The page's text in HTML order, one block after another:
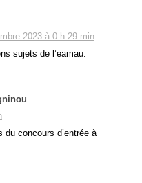
2023 à 0 h 29 min
sujets de l’eamau.
concours d’entrée à